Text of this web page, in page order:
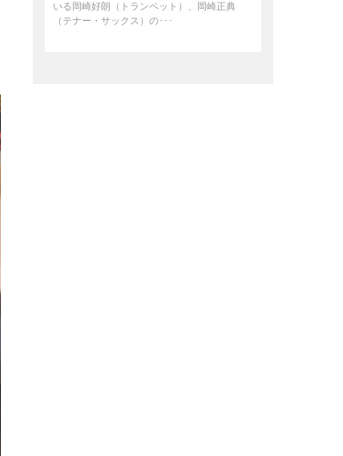
いる岡崎好朗（トランペット）、岡崎正典
（テナー・サックス）の･･･